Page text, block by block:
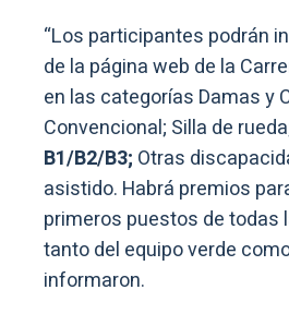
“Los participantes podrán
de la página web de la
en las categorías Damas y
Convencional; Silla de
B1/B2/B3; Otras
asistido. Habrá premios
primeros puestos de todas
tanto del equipo verde
informaron.